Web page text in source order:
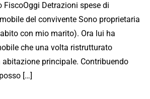
FiscoOggi Detrazioni spese di
del convivente Sono proprietaria
con mio marito). Ora lui ha
che una volta ristrutturato
principale. Contribuendo
[…]